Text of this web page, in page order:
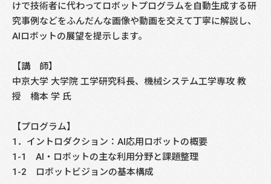
けで技術者に代わってロボットプログラムを自動生成する研
究事例などをふんだんな画像や動画を交えて丁寧に解説し、
AIロボットの展望を提示します。
【講 師】
中京大学 大学院 工学研究科長、機械システム工学専攻 教
授 橋本 学 氏
【プログラム】
1．イントロダクション：AI応用ロボットの概要
1-1 AI・ロボットの主な利用分野と課題整理
1-2 ロボットビジョンの基本構成